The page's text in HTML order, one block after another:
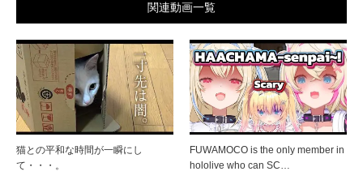
関連動画一覧
猫との平和な時間が一瞬にし
て・・・。
FUWAMOCO is the only member in
hololive who can SC…